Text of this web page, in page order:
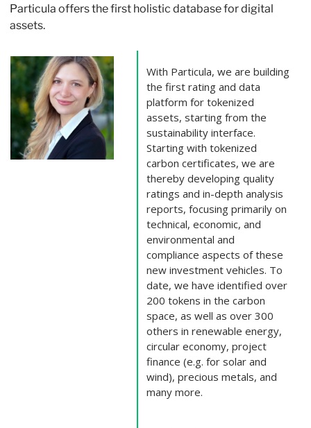
Particula offers the first holistic database for digital
assets.
With Particula, we are building
the first rating and data
platform for tokenized
assets, starting from the
sustainability interface.
Starting with tokenized
carbon certificates, we are
thereby developing quality
ratings and in-depth analysis
reports, focusing primarily on
technical, economic, and
environmental and
compliance aspects of these
new investment vehicles. To
date, we have identified over
200 tokens in the carbon
space, as well as over 300
others in renewable energy,
circular economy, project
finance (e.g. for solar and
wind), precious metals, and
many more.